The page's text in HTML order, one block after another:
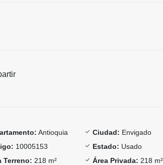
Antioquia Ciudad: Envigado
10005153 Estado: Usado
Terreno: 218 m² Área Privada: 218 m²